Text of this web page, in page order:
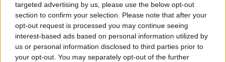
targeted advertising by us, please use the below opt-out
section to confirm your selection. Please note that after your
opt-out request is processed you may continue seeing
interest-based ads based on personal information utilized by
us or personal information disclosed to third parties prior to
your opt-out. You may separately opt-out of the further
november 2025
júl 2025
január 2025